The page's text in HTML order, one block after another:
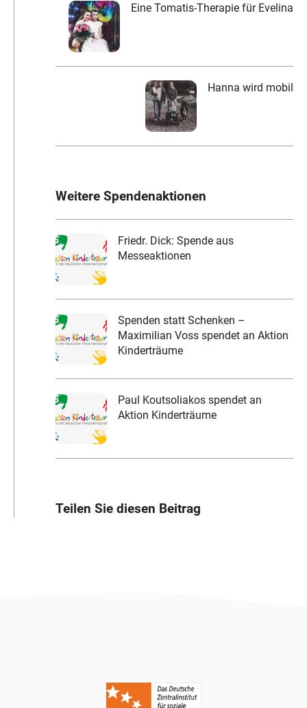
Eine Tomatis-Therapie für Evelina
Hanna wird mobil
Weitere Spendenaktionen
Friedr. Dick: Spende aus
Messeaktionen
Spenden statt Schenken –
Maximilian Voss spendet an Aktion
Kinderträume
Paul Koutsoliakos spendet an
Aktion Kinderträume
Teilen Sie diesen Beitrag